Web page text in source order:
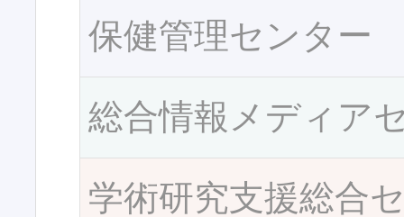
保健管理センター
総合情報メディア
学術研究支援総合